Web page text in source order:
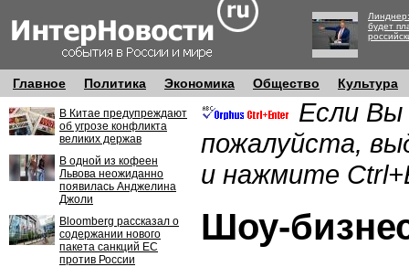
будет
Главное Политика Экономика Общество Культура
В Китае предупреждают
об угрозе конфликта
великих держав
В одной из кофеен
Львова неожиданно
появилась Анджелина
Джоли
Bloomberg рассказал о
содержании нового
пакета санкций ЕС
против России
Если Вы
пожалуйста,
и нажмите
Шоу-